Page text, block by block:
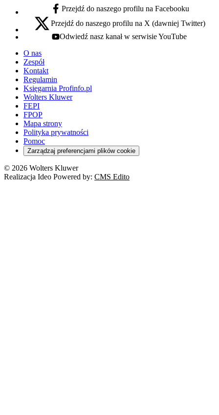
facebook - otwiera się w nowej karcie
Przejdź do naszego profilu na Facebooku
x - otwiera się w nowej karcie
Przejdź do naszego profilu na X (dawniej Twitter)
youtube - otwiera się w nowej karcie
Odwiedź nasz kanał w serwisie YouTube
O nas
Zespół
Kontakt
Regulamin
Księgarnia Profinfo.pl
Wolters Kluwer
FEPI
FPOP
Mapa strony
Polityka prywatności
Pomoc
Zarządzaj preferencjami plików cookie
© 2026 Wolters Kluwer
Realizacja Ideo Powered by: CMS Edito